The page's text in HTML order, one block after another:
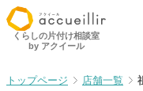
内
容
キ
くらしの片付け相談室
by アクイール
店舗一覧